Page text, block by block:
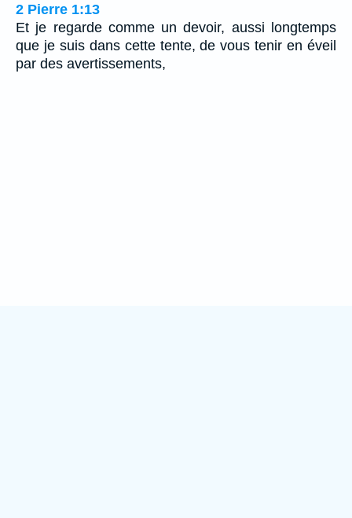
2 Pierre 1:13
Et je regarde comme un devoir, aussi longtemps
que je suis dans cette tente, de vous tenir en éveil
par des avertissements,